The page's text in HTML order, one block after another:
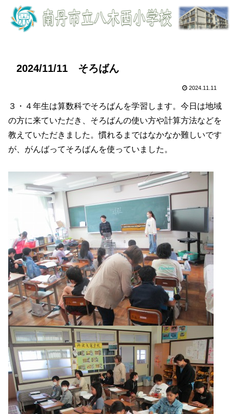
2024/11/11 そろばん
2024.11.11
３・４年生は算数科でそろばんを学習します。今日は地域
の方に来ていただき、そろばんの使い方や計算方法などを
教えていただきました。慣れるまではなかなか難しいです
が、がんばってそろばんを使っていました。